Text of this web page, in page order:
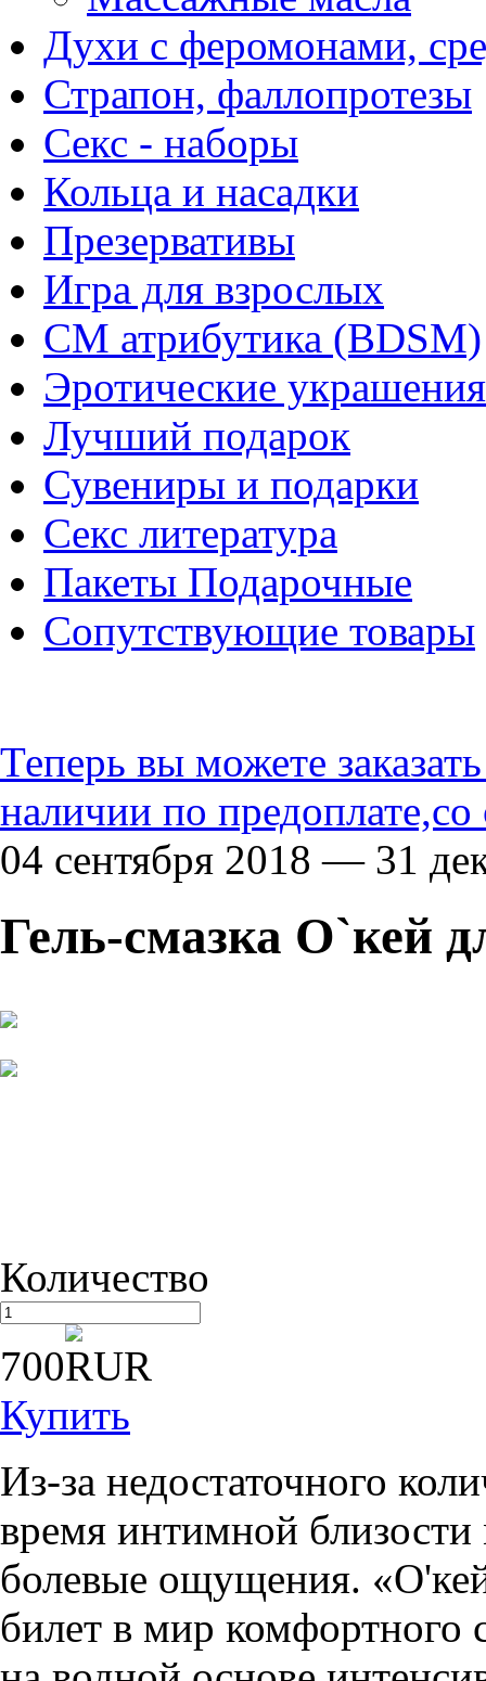
Духи с феромонами,
Страпон, фаллопротезы
Секс - наборы
Кольца и насадки
Презервативы
Игра для взрослых
СМ атрибутика (BDSM)
Эротические
Лучший подарок
Сувениры и подарки
Секс литература
Пакеты Подарочные
Сопутствующие товары
Теперь вы можете
наличии по предоплате,со
04 сентября 2018 — 31
Гель-смазка О`кей
Количество
700
Купить
Из-за недостаточного
время интимной
болевые ощущения.
билет в мир комфортного